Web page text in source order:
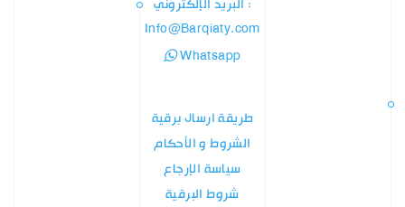
Info@Barqiaty.com
Whatsapp
طريقة ارسال برقية
الشروط و الأحكام
سياسة الإرجاع
شروط البرقية